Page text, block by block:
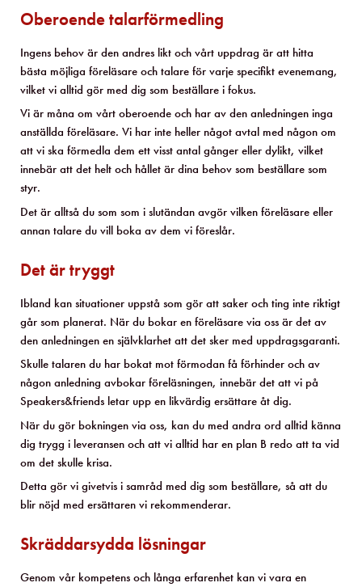
Oberoende talarförmedling
Ingens behov är den andres likt och vårt uppdrag är att hitta
bästa möjliga föreläsare och talare för varje specifikt evenemang,
vilket vi alltid gör med dig som beställare i fokus.
Vi är måna om vårt oberoende och har av den anledningen inga
anställda föreläsare. Vi har inte heller något avtal med någon om
att vi ska förmedla dem ett visst antal gånger eller dylikt, vilket
innebär att det helt och hållet är dina behov som beställare som
styr.
Det är alltså du som som i slutändan avgör vilken föreläsare eller
annan talare du vill boka av dem vi föreslår.
Det är tryggt
Ibland kan situationer uppstå som gör att saker och ting inte riktigt
går som planerat. När du bokar en föreläsare via oss är det av
den anledningen en självklarhet att det sker med uppdragsgaranti.
Skulle talaren du har bokat mot förmodan få förhinder och av
någon anledning avbokar föreläsningen, innebär det att vi på
Speakers&friends letar upp en likvärdig ersättare åt dig.
När du gör bokningen via oss, kan du med andra ord alltid känna
dig trygg i leveransen och att vi alltid har en plan B redo att ta vid
om det skulle krisa.
Detta gör vi givetvis i samråd med dig som beställare, så att du
blir nöjd med ersättaren vi rekommenderar.
Skräddarsydda lösningar
Genom vår kompetens och långa erfarenhet kan vi vara en